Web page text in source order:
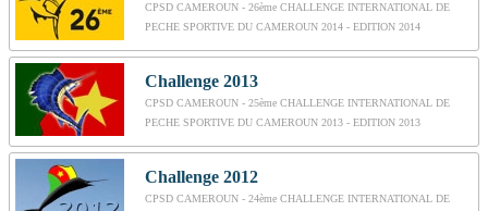
CPSD CAMEROUN - 26ème CHALLENGE INTERNATIONAL DE
PECHE SPORTIVE DU CAMEROUN 2014 - EDITION 2014
Challenge 2013
CPSD CAMEROUN - 25ème CHALLENGE INTERNATIONAL DE
PECHE SPORTIVE DU CAMEROUN 2013 - EDITION 2013
Challenge 2012
CPSD CAMEROUN - 24ème CHALLENGE INTERNATIONAL DE